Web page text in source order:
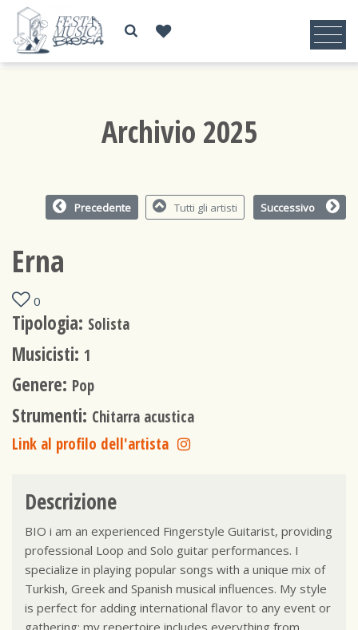
Archivio 2025
Precedente Tutti gli artisti Successivo
Erna
0
Tipologia: Solista
Musicisti: 1
Genere: Pop
Strumenti: Chitarra acustica
Link al profilo dell'artista
Descrizione
BIO i am an experienced Fingerstyle Guitarist, providing
professional Loop and Solo guitar performances. I
specialize in playing popular songs with a unique mix of
Turkish, Greek and Spanish musical influences. My style
is perfect for adding international flavor to any event or